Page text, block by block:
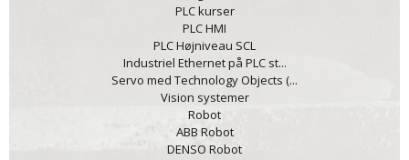
PLC kurser
PLC HMI
PLC Højniveau SCL
Industriel Ethernet på PLC st...
Servo med Technology Objects (...
Vision systemer
Robot
ABB Robot
DENSO Robot